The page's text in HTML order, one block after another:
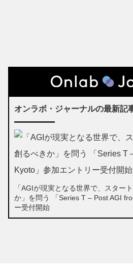
オンラボ・ジャーナルの最新記
「AGIが現実となる世界で、スター
か」を問う 「Series T – Post AGI
ー受付開始